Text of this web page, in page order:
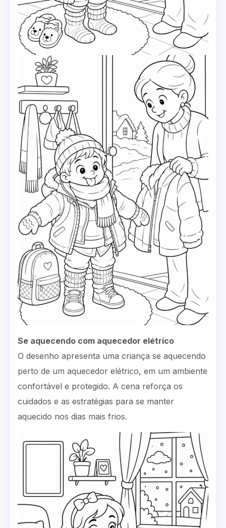
Se aquecendo com aquecedor elétrico
O desenho apresenta uma criança se aquecendo
perto de um aquecedor elétrico, em um ambiente
confortável e protegido. A cena reforça os
cuidados e as estratégias para se manter
aquecido nos dias mais frios.